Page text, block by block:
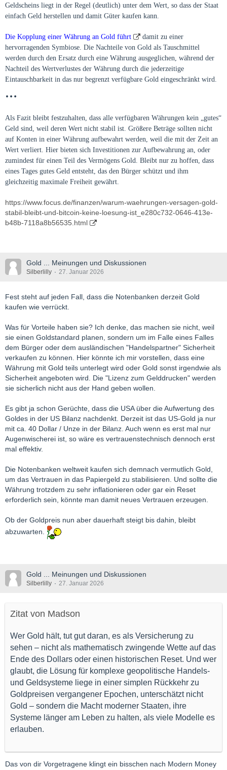
Geldscheins liegt in der Regel (deutlich) unter dem Wert, so dass der Staat
einfach Geld herstellen und damit Güter kaufen kann.
Die Kopplung einer Währung an Gold führt
damit zu einer
hervorragenden Symbiose. Die Nachteile von Gold als Tauschmittel
werden durch den Ersatz durch eine Währung ausgeglichen, während der
Nachteil des Wertverlustes der Währung durch die jederzeitige
Eintauschbarkeit in das nur begrenzt verfügbare Gold eingeschränkt wird.
…
Als Fazit bleibt festzuhalten, dass alle verfügbaren Währungen kein „gutes“
Geld sind, weil deren Wert nicht stabil ist. Größere Beträge sollten nicht
auf Konten in einer Währung aufbewahrt werden, weil die mit der Zeit an
Wert verliert. Hier bieten sich Investitionen zur Aufbewahrung an, oder
zumindest für einen Teil des Vermögens Gold. Bleibt nur zu hoffen, dass
eines Tages gutes Geld entsteht, das den Bürger schützt und ihm
gleichzeitig maximale Freiheit gewährt.
https://www.focus.de/finanzen/warum-waehrungen-versagen-gold-
stabil-bleibt-und-bitcoin-keine-loesung-ist_e280c732-0646-413e-
b48b-7118a8b56535.html
Gold ... Meinungen und Diskussionen
Silberlilly 27. Januar 2026
Fest steht auf jeden Fall, dass die Notenbanken derzeit Gold
kaufen wie verrückt.
Was für Vorteile haben sie? Ich denke, das machen sie nicht, weil
sie einen Goldstandard planen, sondern um im Falle eines Falles
dem Bürger oder dem ausländischen "Handelspartner" Sicherheit
verkaufen zu können. Hier könnte ich mir vorstellen, dass eine
Währung mit Gold teils unterlegt wird oder Gold sonst irgendwie als
Sicherheit angeboten wird. Die "Lizenz zum Gelddrucken" werden
sie sicherlich nicht aus der Hand geben wollen.
Es gibt ja schon Gerüchte, dass die USA über die Aufwertung des
Goldes in der US Bilanz nachdenkt. Derzeit ist das US-Gold ja nur
mit ca. 40 Dollar / Unze in der Bilanz. Auch wenn es erst mal nur
Augenwischerei ist, so wäre es vertrauenstechnisch dennoch erst
mal effektiv.
Die Notenbanken weltweit kaufen sich demnach vermutlich Gold,
um das Vertrauen in das Papiergeld zu stabilisieren. Und sollte die
Währung trotzdem zu sehr inflationieren oder gar ein Reset
erforderlich sein, könnte man damit neues Vertrauen erzeugen.
Ob der Goldpreis nun aber dauerhaft steigt bis dahin, bleibt
abzuwarten.
Gold ... Meinungen und Diskussionen
Silberlilly 27. Januar 2026
Zitat von Madson
Wer Gold hält, tut gut daran, es als Versicherung zu
sehen – nicht als mathematisch zwingende Wette auf das
Ende des Dollars oder einen historischen Reset. Und wer
glaubt, die Lösung für komplexe geopolitische Handels‑
und Geldsysteme liege in einer simplen Rückkehr zu
Goldpreisen vergangener Epochen, unterschätzt nicht
Gold – sondern die Macht moderner Staaten, ihre
Systeme länger am Leben zu halten, als viele Modelle es
erlauben.
Das von dir Vorgetragene klingt ein bisschen nach Modern Money